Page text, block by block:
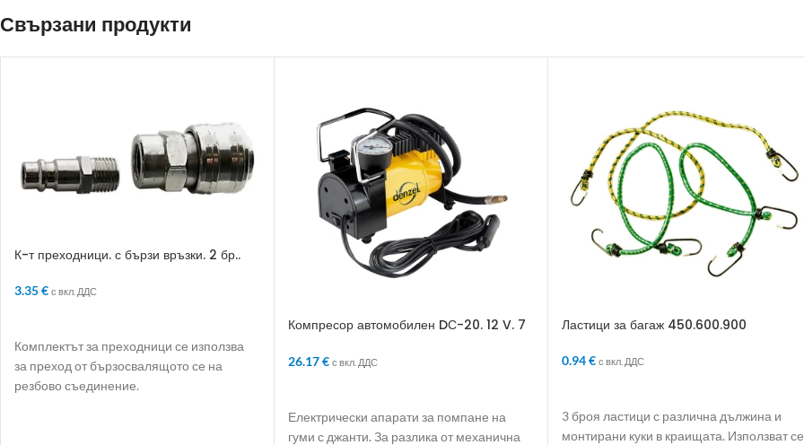
Свързани продукти
К-т преходници. с бързи връзки. 2 бр..
3.35€ с вкл. ДДС
Комплектът за преходници се използва
за преход от бързосвалящото се на
резбово съединение.
Компресор автомобилен DС-20. 12 V. 7
26.17€ с вкл. ДДС
Електрически апарати за помпане на
гуми с джанти. За разлика от механична
Ластици за багаж 450.600.900
0.94€ с вкл. ДДС
3 броя ластици с различна дължина и
монтирани куки в краищата. Използват се